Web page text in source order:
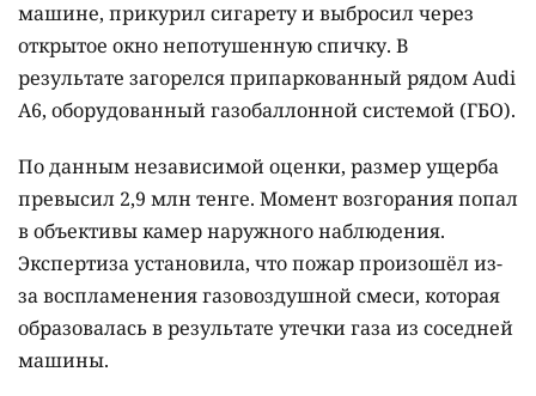
машине, прикурил сигарету и выбросил через
открытое окно непотушенную спичку. В
результате загорелся припаркованный рядом Audi
A6, оборудованный газобаллонной системой (ГБО).
По данным независимой оценки, размер ущерба
превысил 2,9 млн тенге. Момент возгорания попал
в объективы камер наружного наблюдения.
Экспертиза установила, что пожар произошёл из-
за воспламенения газовоздушной смеси, которая
образовалась в результате утечки газа из соседней
машины.